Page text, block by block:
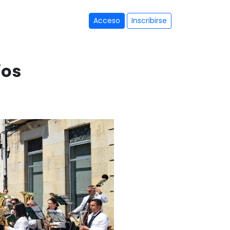
Acceso Inscribirse